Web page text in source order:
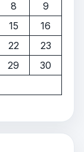
8
9
15
16
22
23
29
30